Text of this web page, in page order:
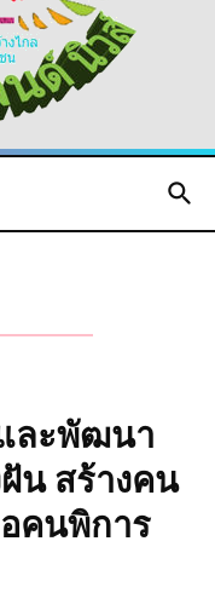
ละพัฒนา
น สร้างคน
คนพิการ